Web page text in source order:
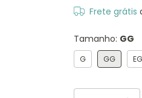
Frete grátis
Tamanho: GG
G GG